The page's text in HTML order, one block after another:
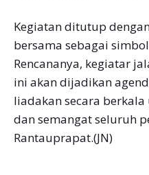
Kegiatan ditutup
bersama sebagai
Rencananya, kegiatar
ini akan dijadikan
liadakan secara
dan semangat seluruh
Rantauprapat.(JN)